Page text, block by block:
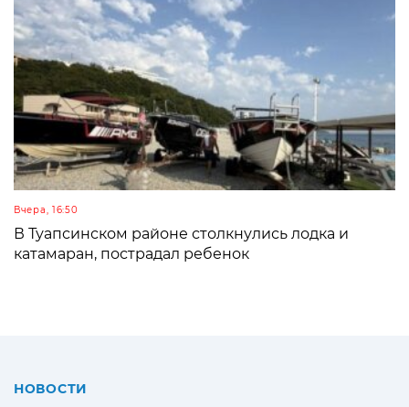
Вчера, 16:50
В Туапсинском районе столкнулись лодка и
катамаран, пострадал ребенок
НОВОСТИ